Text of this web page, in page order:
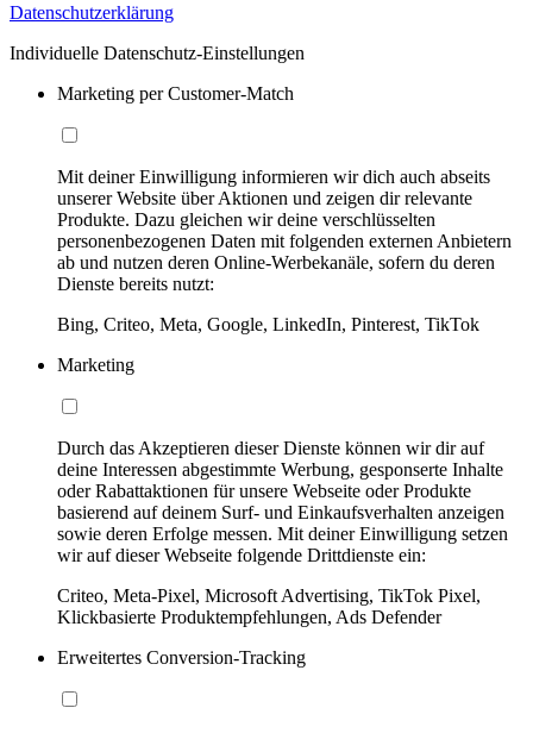
Datenschutzerklärung
Individuelle Datenschutz-Einstellungen
Marketing per Customer-Match
Mit deiner Einwilligung informieren wir dich auch abseits
unserer Website über Aktionen und zeigen dir relevante
Produkte. Dazu gleichen wir deine verschlüsselten
personenbezogenen Daten mit folgenden externen Anbietern
ab und nutzen deren Online-Werbekanäle, sofern du deren
Dienste bereits nutzt:
Bing, Criteo, Meta, Google, LinkedIn, Pinterest, TikTok
Marketing
Durch das Akzeptieren dieser Dienste können wir dir auf
deine Interessen abgestimmte Werbung, gesponserte Inhalte
oder Rabattaktionen für unsere Webseite oder Produkte
basierend auf deinem Surf- und Einkaufsverhalten anzeigen
sowie deren Erfolge messen. Mit deiner Einwilligung setzen
wir auf dieser Webseite folgende Drittdienste ein:
Criteo, Meta-Pixel, Microsoft Advertising, TikTok Pixel,
Klickbasierte Produktempfehlungen, Ads Defender
Erweitertes Conversion-Tracking